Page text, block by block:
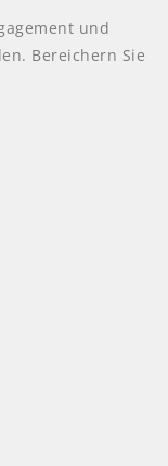
und
Bereichern Sie